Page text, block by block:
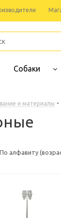
Собаки
и материалы
По алфавиту